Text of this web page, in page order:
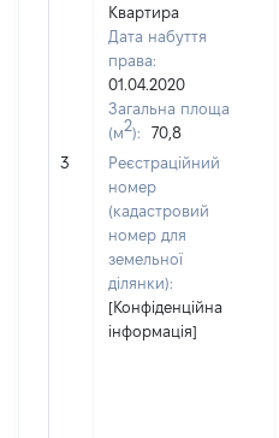
3
Квартира
Дата набуття
права:
01.04.2020
Загальна площа
(м2):
70,8
Реєстраційний
номер
(кадастровий
номер для
земельної
ділянки):
[Конфіденційна
інформація]